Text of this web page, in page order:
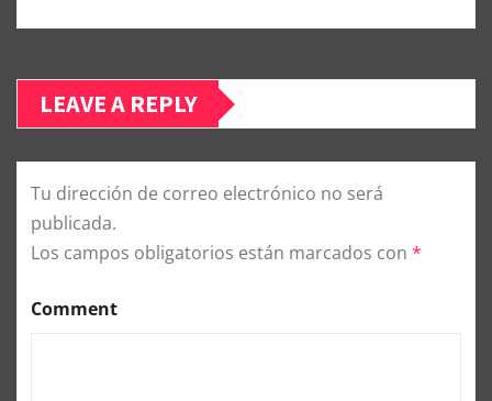
LEAVE A REPLY
Tu dirección de correo electrónico no será
publicada.
Los campos obligatorios están marcados con *
Comment